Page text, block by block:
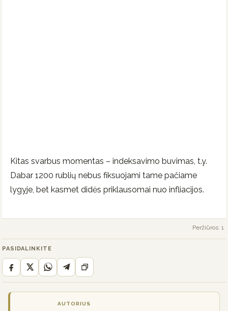
Kitas svarbus momentas – indeksavimo buvimas, t.y.
Dabar 1200 rublių nebus fiksuojami tame pačiame
lygyje, bet kasmet didės priklausomai nuo infliacijos.
Peržiūros: 1
PASIDALINKITE
AUTORIUS